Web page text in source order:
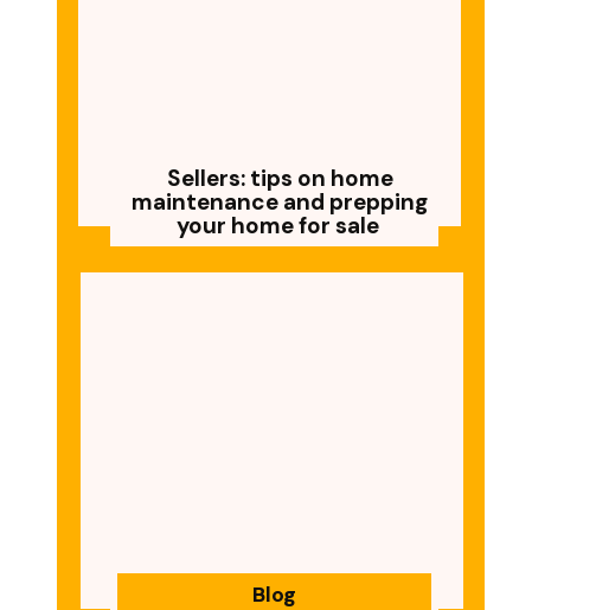
Sellers: tips on home
maintenance and prepping
your home for sale
Blog